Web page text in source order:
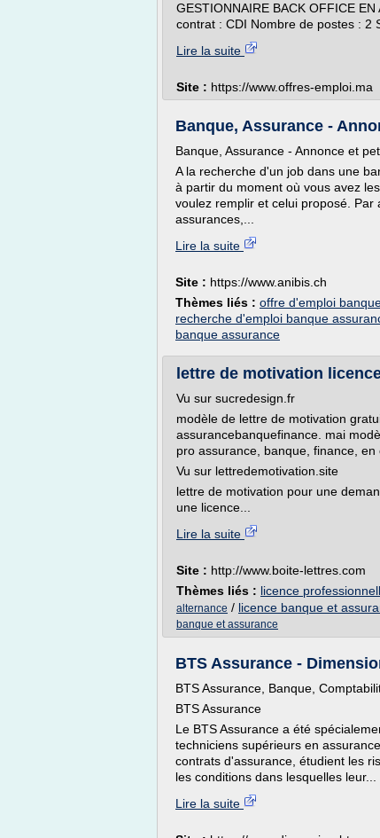
GESTIONNAIRE BACK OFFICE
contrat : CDI Nombre de postes : 2
Lire la suite
Site : https://www.offres-emploi.ma
Banque, Assurance -
Banque, Assurance - Annonce et
A la recherche d'un job dans une
à partir du moment où vous avez
voulez remplir et celui proposé.
assurances,...
Lire la suite
Site : https://www.anibis.ch
Thèmes liés : offre d'emploi
recherche d'emploi banque
banque assurance
lettre de motivation
Vu sur sucredesign.fr
modèle de lettre de motivation
assurancebanquefinance. mai
pro assurance, banque, finance, en
Vu sur lettredemotivation.site
lettre de motivation pour une
une licence...
Lire la suite
Site : http://www.boite-lettres.com
Thèmes liés : licence
alternance / licence banque et
banque et assurance
BTS Assurance -
BTS Assurance, Banque,
BTS Assurance
Le BTS Assurance a été
techniciens supérieurs en
contrats d'assurance, étudient les
les conditions dans lesquelles leur...
Lire la suite